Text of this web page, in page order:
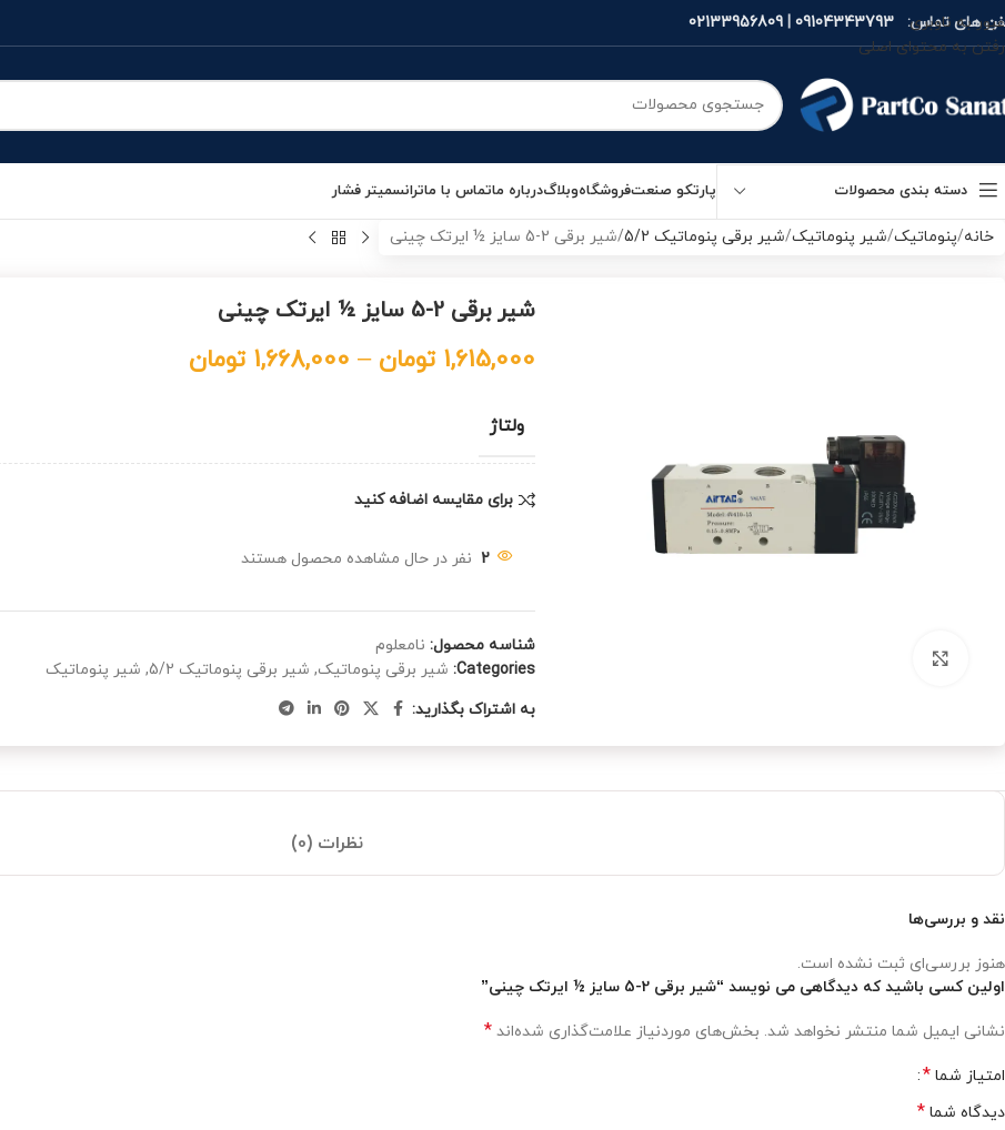
عبور به ناوبری
رفتن به محتوای اصلی
های تماس: 09104343793
02133956809
دسته بندی محصولات پارتکو صنعتفروشگاهوبلاگدرباره ماتماس با ماترانسمیتر فشار
خانه پنوماتیک شیر پنوماتیک شیر برقی پنوماتیک 5/2 شیر برقی 2-5 سایز ½ ایرتک چینی
شیر برقی 2-5 سایز ½ ایرتک چینی
1,615,000 تومان –
1,668,000 تومان
ولتاژ
برای مقایسه اضافه کنید
2 نفر در حال مشاهده محصول هستند
شناسه محصول: نامعلوم
Categories: شیر برقی پنوماتیک, شیر برقی پنوماتیک 5/2 , شیر پنوماتیک
به اشتراک بگذارید:
نظرات (0)
نقد و بررسی‌ها
هنوز بررسی‌ای ثبت نشده است.
اولین کسی باشید که دیدگاهی می نویسد “شیر برقی 2-5 سایز ½ ایرتک چینی”
نشانی ایمیل شما منتشر نخواهد شد. بخش‌های موردنیاز علامت‌گذاری شده‌اند *
امتیاز شما *
دیدگاه شما *